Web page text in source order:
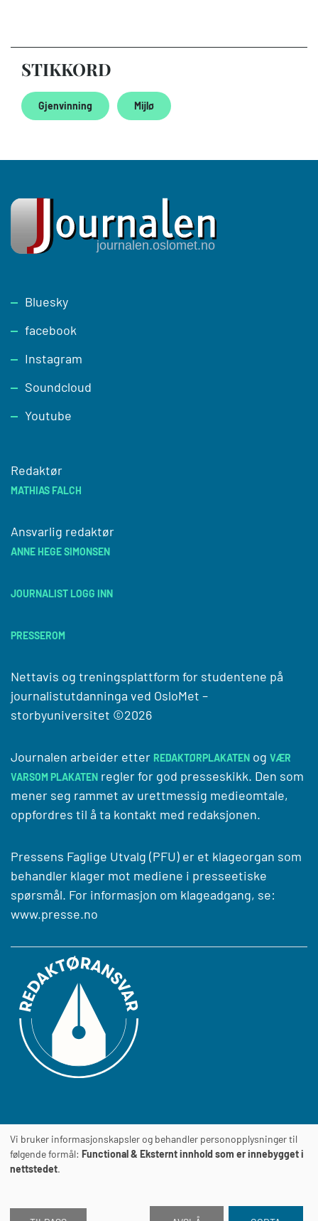
STIKKORD
Gjenvinning Mijlø
Footer
Bluesky
facebook
Instagram
Soundcloud
Youtube
Redaktør
MATHIAS FALCH
Ansvarlig redaktør
ANNE HEGE SIMONSEN
JOURNALIST LOGG INN
PRESSEROM
Nettavis og treningsplattform for studentene på
journalistutdanninga ved OsloMet –
storbyuniversitet ©2026
Journalen arbeider etter REDAKTØRPLAKATEN og VÆR
VARSOM PLAKATEN regler for god presseskikk. Den som
mener seg rammet av urettmessig medieomtale,
oppfordres til å ta kontakt med redaksjonen.
Pressens Faglige Utvalg (PFU) er et klageorgan som
behandler klager mot mediene i presseetiske
spørsmål. For informasjon om klageadgang, se:
www.presse.no
JournalensTILGJENGELIGHETSERKLÆRING
Vi bruker informasjonskapsler og behandler personopplysninger til
følgende formål: Functional & Eksternt innhold som er innebygget i
nettstedet.